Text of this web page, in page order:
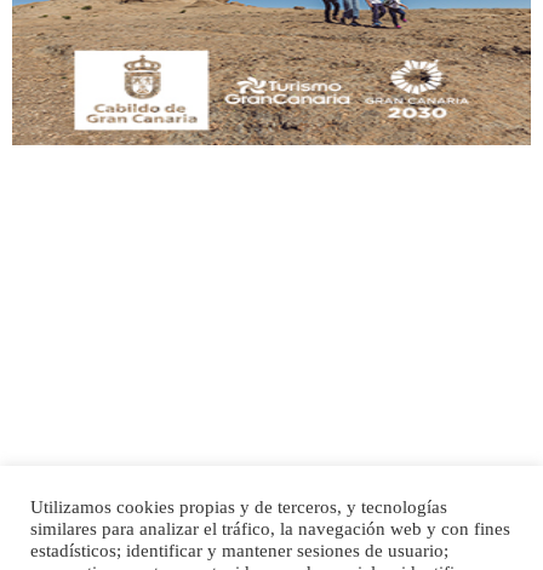
manso y extremadamente cari...
Leales.org » Gran Canaria | 9.7.2025
SHIBA PERDIDO AVDA JOSE MESA Y LOPEZ
PERRO MACHO RAZA SHIBA CON MICROCHIP PERDIDO HOY 06/07/2025 ZONA
Inicio Publicidad
Política de privacidad
Utilizamos cookies propias y de terceros, y tecnologías
similares para analizar el tráfico, la navegación web y con fines
estadísticos; identificar y mantener sesiones de usuario;